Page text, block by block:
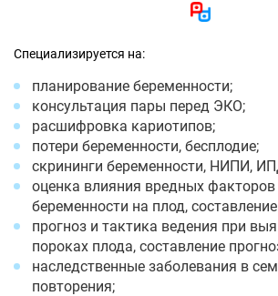
Специализируется на:
планирование беременности;
консультация пары перед ЭКО;
расшифровка кариотипов;
потери беременности, бесплодие;
скрининги беременности, НИПИ,
оценка влияния вредных
беременности на плод,
прогноз и тактика ведения при
пороках плода, составление
наследственные заболевания в
повторения;